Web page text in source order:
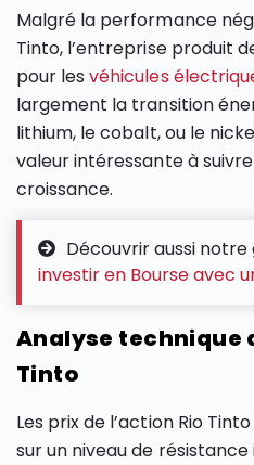
Malgré la performance
Tinto, l’entreprise produit
pour lesvéhicules
largement la transition
lithium, le cobalt, ou le
valeur intéressante à
croissance.
Découvrir aussi notre
investir en Bourse avec
Analyse technique
Tinto
Les prix de l’action Rio
sur un niveau de